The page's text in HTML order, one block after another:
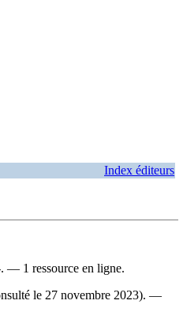
Index éditeurs
1 ressource en ligne.
le 27 novembre 2023). —